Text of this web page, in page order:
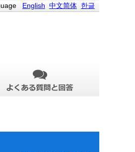
English 中文简体 한글